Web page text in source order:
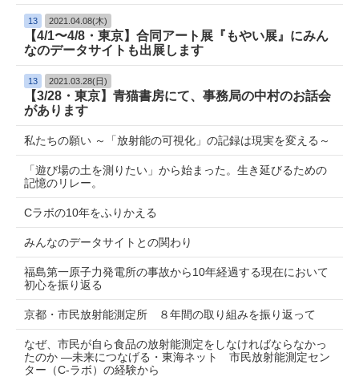
13 2021.04.08(木)
【4/1〜4/8・東京】合同アート展『もやい展』にみん
なのデータサイトも出展します
13 2021.03.28(日)
【3/28・東京】青猫書房にて、事務局の中村のお話会
があります
私たちの願い ～「放射能の可視化」の記録は現実を変える～
「遊び場の土を測りたい」から始まった。生き延びるための
記憶のリレー。
Cラボの10年をふりかえる
みんなのデータサイトとの関わり
福島第一原子力発電所の事故から10年経過する現在において
初心を振り返る
京都・市民放射能測定所 ８年間の取り組みを振り返って
なぜ、市民が自ら食品の放射能測定をしなければならなかっ
たのか ―未来につなげる・東海ネット 市民放射能測定セン
ター（C-ラボ）の経験から